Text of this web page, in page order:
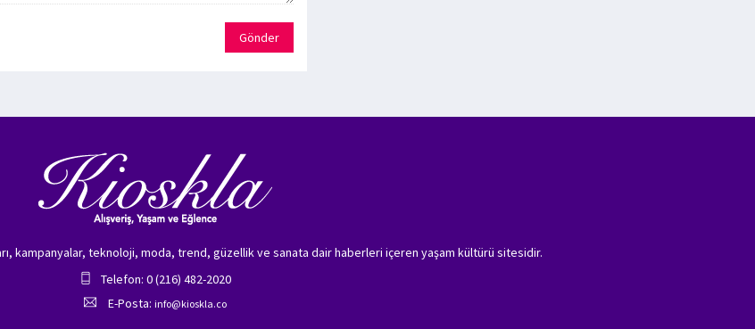
Gönder
kampanyalar, teknoloji, moda, trend, güzellik ve sanata dair haberleri içeren yaşam kültürü sitesidir.
Telefon: 0 (216) 482-2020
E-Posta: info@kioskla.co